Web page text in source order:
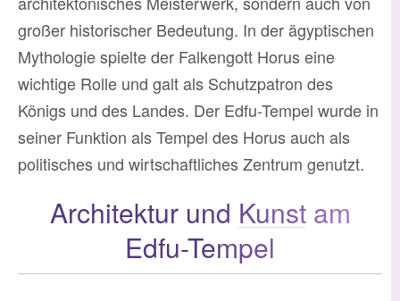
großer historischer Bedeutung. In der ägyptischen
Mythologie spielte der Falkengott Horus eine
wichtige Rolle und galt als Schutzpatron des
Königs und des Landes. Der Edfu-Tempel wurde in
seiner Funktion als Tempel des Horus auch als
politisches und wirtschaftliches Zentrum genutzt.
Architektur und Kunstam
Edfu-Tempel